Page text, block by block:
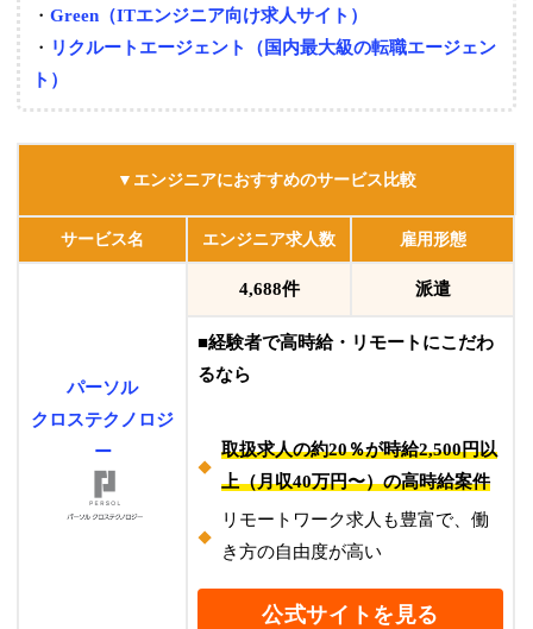
・Green（ITエンジニア向け求人サイト）
・ リクルートエージェント（国内最大級の転職エージェン
ト）
▼エンジニアにおすすめのサービス比較
サービス名 エンジニア求人数 雇用形態
パーソル
クロステクノロジ
ー
4,688件 派遣
■経験者で高時給・リモートにこだわ
るなら
取扱求人の約20％が時給2,500円以
上（月収40万円〜）の高時給案件
リモートワーク求人も豊富で、働
き方の自由度が高い
公式サイトを見る